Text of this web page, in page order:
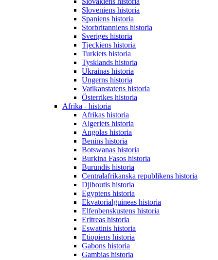
Sloveniens historia
Spaniens historia
Storbritanniens historia
Sveriges historia
Tjeckiens historia
Turkiets historia
Tysklands historia
Ukrainas historia
Ungerns historia
Vatikanstatens historia
Österrikes historia
Afrika - historia
Afrikas historia
Algeriets historia
Angolas historia
Benins historia
Botswanas historia
Burkina Fasos historia
Burundis historia
Centralafrikanska republikens historia
Djiboutis historia
Egyptens historia
Ekvatorialguineas historia
Elfenbenskustens historia
Eritreas historia
Eswatinis historia
Etiopiens historia
Gabons historia
Gambias historia